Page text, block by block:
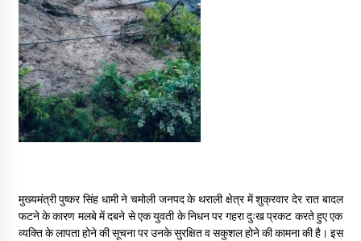
May 16, 2022
Thought Of The Day 14 May
May 14, 2022
Thought Of The Day 13 May
Thought Of The Day 12 May
May 12, 2022
मुख्यमंत्री पुष्कर सिंह धामी ने चमोली जनपद के थराली क्षेत्र में शुक्रवार देर रात बादल
फटने के कारण मलबे में दबने से एक युवती के निधन पर गहरा दुःख प्रकट करते हुए एक
व्यक्ति के लापता होने की सूचना पर उनके सुरक्षित व सकुशल होने की कामना की है। इस